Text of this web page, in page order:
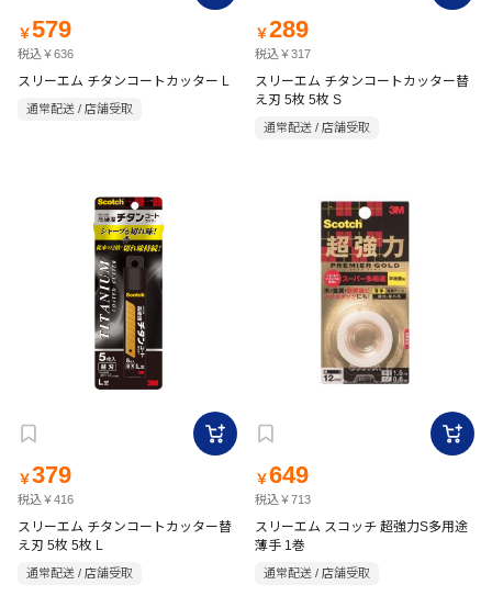
￥579
税込￥636
スリーエム チタンコートカッター L
通常配送 / 店舗受取
￥289
税込￥317
スリーエム チタンコートカッター替
え刃 5枚 5枚 S
通常配送 / 店舗受取
￥379
税込￥416
スリーエム チタンコートカッター替
え刃 5枚 5枚 L
通常配送 / 店舗受取
￥649
税込￥713
スリーエム スコッチ 超強力S多用途
薄手 1巻
通常配送 / 店舗受取